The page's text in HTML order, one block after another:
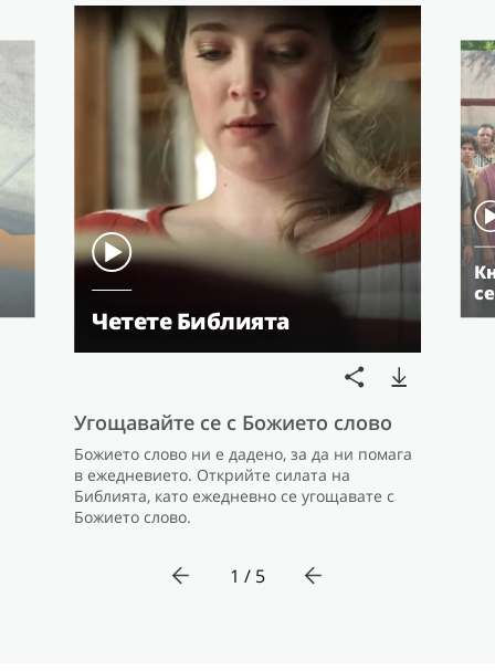
Четете Библията
Угощавайте се с Божието слово
Божието слово ни е дадено, за да ни помага
в ежедневието. Открийте силата на
Библията, като ежедневно се угощавате с
Божието слово.
1 / 5